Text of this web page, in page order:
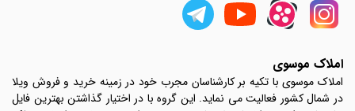
املاک موسوی
املاک موسوی با تکیه بر کارشناسان مجرب خود در زمینه خرید و فروش ویلا
در شمال کشور فعالیت می نماید. این گروه با در اختیار گذاشتن بهترین فایل